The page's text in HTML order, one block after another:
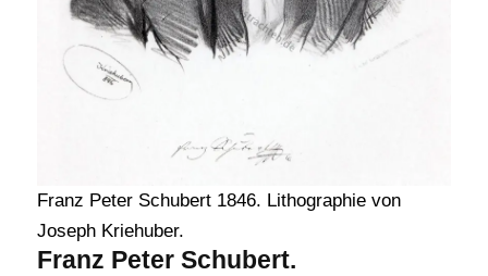
Franz Peter Schubert 1846. Lithographie von
Joseph Kriehuber.
Franz Peter Schubert.